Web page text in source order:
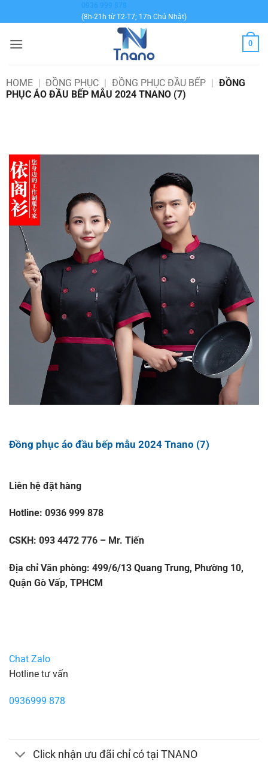
qua
dung
0936 999 878
(8h-21h từ T2-T7; 17h Chủ Nhật)
0
HOME | ĐỒNG PHỤC | ĐỒNG PHỤC ĐẦU BẾP | ĐỒNG
PHỤC ÁO ĐẦU BẾP MẪU 2024 TNANO (7)
Đồng phục áo đầu bếp mẫu 2024 Tnano (7)
Liên hệ đặt hàng
Hotline: 0936 999 878
CSKH: 093 4472 776 – Mr. Tiến
Địa chỉ Văn phòng: 499/6/13 Quang Trung, Phường 10,
Quận Gò Vấp, TPHCM
Chat Zalo
Hotline tư vấn
0936999 878
Click nhận ưu đãi chỉ có tại TNANO